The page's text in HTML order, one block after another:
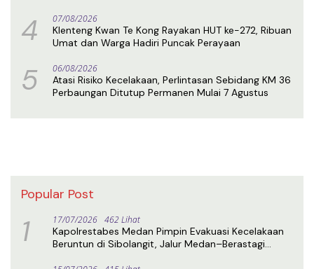
4 07/08/2026
Klenteng Kwan Te Kong Rayakan HUT ke-272, Ribuan
Umat dan Warga Hadiri Puncak Perayaan
5 06/08/2026
Atasi Risiko Kecelakaan, Perlintasan Sebidang KM 36
Perbaungan Ditutup Permanen Mulai 7 Agustus
Popular Post
1 17/07/2026 462 Lihat
Kapolrestabes Medan Pimpin Evakuasi Kecelakaan
Beruntun di Sibolangit, Jalur Medan–Berastagi